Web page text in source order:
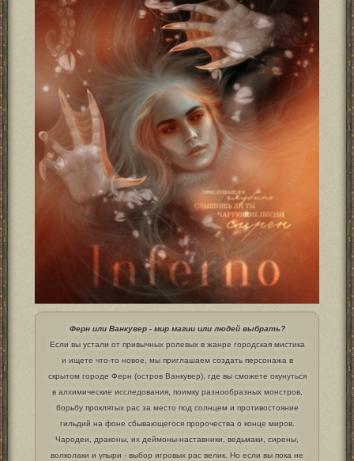
Ферн или Ванкувер - мир магии или людей выбрать?
Если вы устали от привычных ролевых в жанре городская мистика
и ищете что-то новое, мы приглашаем создать персонажа в
скрытом городе Ферн (остров Ванкувер), где вы сможете окунуться
в алхимические исследования, поимку разнообразных монстров,
борьбу проклятых рас за место под солнцем и противостояние
гильдий на фоне сбывающегося пророчества о конце миров.
Чародеи, драконы, их деймоны-наставники, ведьмаки, сирены,
волколаки и упыри - выбор игровых рас велик. Но если вы пока не